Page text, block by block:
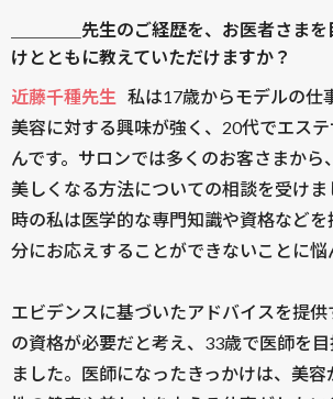
＿＿＿＿先生のご経歴を、お医者さま
けとともに教えていただけますか？
近藤千種先生 私は17歳からモデルの仕
美容に対する興味が強く、20代でエス
んです。サロンでは多くのお客さまから
美しくなる方法についての相談を受けま
時の私は医学的な専門知識や資格などを
分にお応えすることができないことに悩
エビデンスに基づいたアドバイスを提
の資格が必要だと考え、33歳で医師を
ました。医師になったきっかけは、美